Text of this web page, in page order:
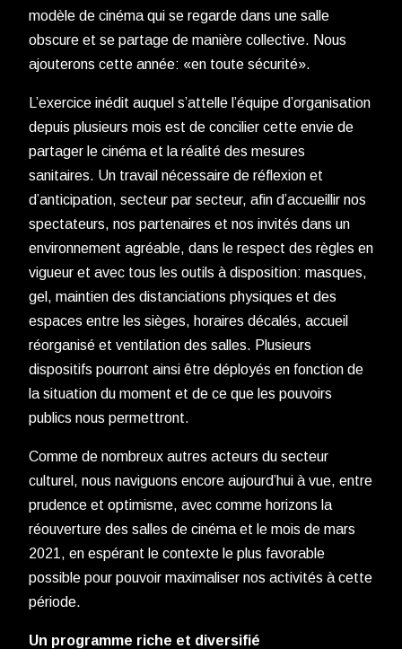
modèle de cinéma qui se regarde dans une salle
obscure et se partage de manière collective. Nous
ajouterons cette année: «en toute sécurité».
L’exercice inédit auquel s’attelle l’équipe d’organisation
depuis plusieurs mois est de concilier cette envie de
partager le cinéma et la réalité des mesures
sanitaires. Un travail nécessaire de réflexion et
d’anticipation, secteur par secteur, afin d’accueillir nos
spectateurs, nos partenaires et nos invités dans un
environnement agréable, dans le respect des règles en
vigueur et avec tous les outils à disposition: masques,
gel, maintien des distanciations physiques et des
espaces entre les sièges, horaires décalés, accueil
réorganisé et ventilation des salles. Plusieurs
dispositifs pourront ainsi être déployés en fonction de
la situation du moment et de ce que les pouvoirs
publics nous permettront.
Comme de nombreux autres acteurs du secteur
culturel, nous naviguons encore aujourd’hui à vue, entre
prudence et optimisme, avec comme horizons la
réouverture des salles de cinéma et le mois de mars
2021, en espérant le contexte le plus favorable
possible pour pouvoir maximaliser nos activités à cette
période.
Un programme riche et diversifié